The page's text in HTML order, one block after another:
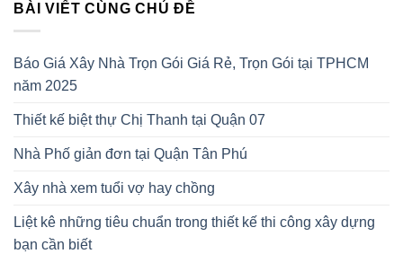
BÀI VIẾT CÙNG CHỦ ĐỀ
Báo Giá Xây Nhà Trọn Gói Giá Rẻ, Trọn Gói tại TPHCM
năm 2025
Thiết kế biệt thự Chị Thanh tại Quận 07
Nhà Phố giản đơn tại Quận Tân Phú
Xây nhà xem tuổi vợ hay chồng
Liệt kê những tiêu chuẩn trong thiết kế thi công xây dựng
bạn cần biết